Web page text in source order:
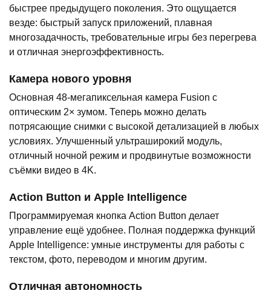
быстрее предыдущего поколения. Это ощущается
везде: быстрый запуск приложений, плавная
многозадачность, требовательные игры без перегрева
и отличная энергоэффективность.
Камера нового уровня
Основная 48-мегапиксельная камера Fusion с
оптическим 2× зумом. Теперь можно делать
потрясающие снимки с высокой детализацией в любых
условиях. Улучшенный ультраширокий модуль,
отличный ночной режим и продвинутые возможности
съёмки видео в 4K.
Action Button и Apple Intelligence
Программируемая кнопка Action Button делает
управление ещё удобнее. Полная поддержка функций
Apple Intelligence: умные инструменты для работы с
текстом, фото, переводом и многим другим.
Отличная автономность